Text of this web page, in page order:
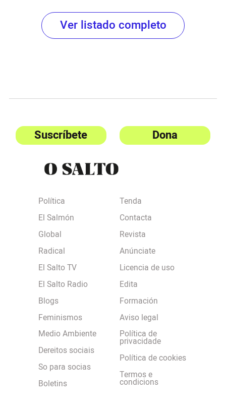
Ver listado completo
Suscríbete Dona
Política
El Salmón
Global
Radical
El Salto TV
El Salto Radio
Blogs
Feminismos
Medio Ambiente
Dereitos sociais
So para socias
Boletins
Tenda
Contacta
Revista
Anúnciate
Licencia de uso
Edita
Formación
Aviso legal
Política de
privacidade
Política de cookies
Termos e
condicions